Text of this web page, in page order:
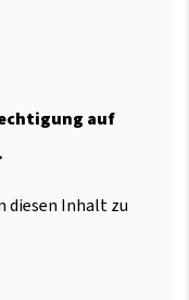
auf
diesen Inhalt zu